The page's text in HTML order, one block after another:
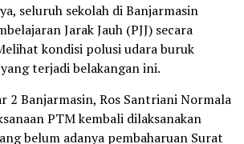
seluruh sekolah di Banjarmasin
Jarak Jauh (PJJ) secara
kondisi polusi udara buruk
terjadi belakangan ini.
2 Banjarmasin, Ros Santriani Normala
PTM kembali dilaksanakan
belum adanya pembaharuan Surat